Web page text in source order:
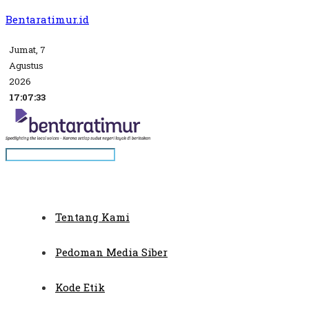
Bentaratimur.id
Jumat, 7
Agustus
2026
17:07:33
Tentang Kami
Pedoman Media Siber
Kode Etik